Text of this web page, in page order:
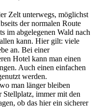
Zelt unterwegs, möglichst
der normalen Route
im abgelegenen Wald nach
kann. Hier gilt: viele
an. Bei einer
Hotel kann man einen
Auch einen einfachen
werden.
man länger bleiben
Stellplatz, immer mit den
ob das hier ein sicherer